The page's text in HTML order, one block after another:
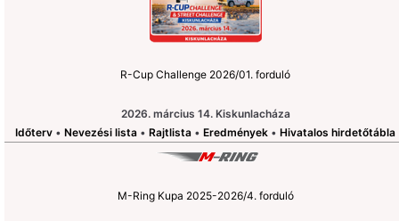
R-Cup Challenge 2026/01. forduló
2026. március 14. Kiskunlacháza
Időterv • Nevezési lista • Rajtlista • Eredmények • Hivatalos hirdetőtábla
M-Ring Kupa 2025-2026/4. forduló